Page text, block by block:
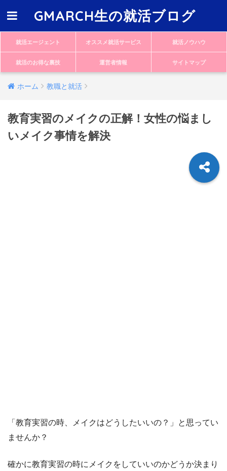
GMARCH生の就活ブログ
就活エージェント オススメ就活サービス 就活ノウハウ
就活のお得な裏技 運営者情報 サイトマップ
ホーム 教職と就活
教育実習のメイクの正解！女性の悩まし
いメイク事情を解決
「教育実習の時、メイクはどうしたいいの？」と思ってい
ませんか？
確かに教育実習の時にメイクをしていいのかどうか決まり